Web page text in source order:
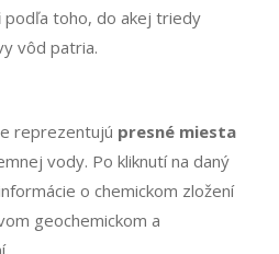
podľa toho, do akej triedy
vôd patria.
reprezentujú presné miesta
vody. Po kliknutí na daný
o chemickom zložení
geochemickom a